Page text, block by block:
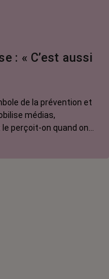
: « C’est aussi
de la prévention et
médias,
perçoit-on quand on